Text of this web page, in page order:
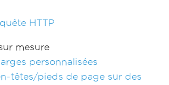
HTTP
mesure
personnalisées
têtes/pieds de page sur des